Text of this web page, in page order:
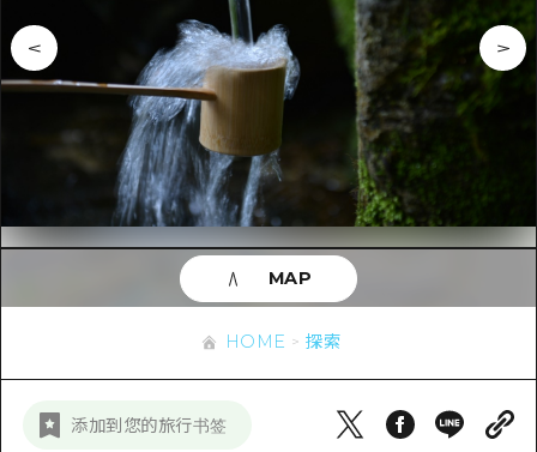
推荐
艺术
活动·庙会
美食·酒水
骑自行车
购物
运动
夜晚生活
列表
Dive!Hiroshima官方向导
广岛随意旅行
广岛市内
安艺
答对了
宫岛周边
探索
列表
广岛市内
安艺
答對了
美北
东山口
活动
应时信息
有用的信息
列表
新闻
HOME 探索
添加到您的旅行书签
MAP